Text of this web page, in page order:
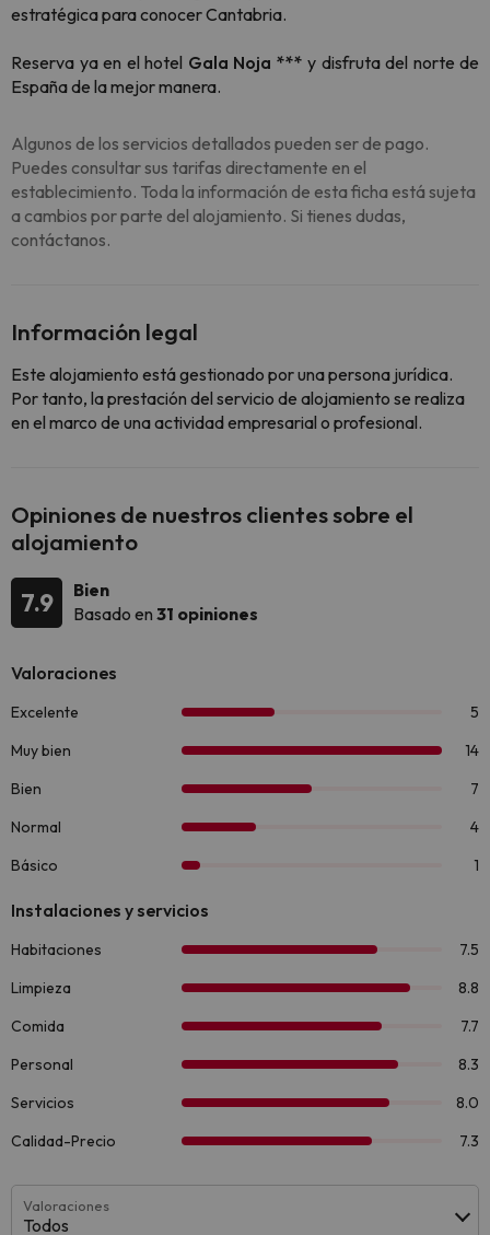
estratégica para conocer Cantabria.
Reserva ya en el hotel Gala Noja *** y disfruta del norte de
España de la mejor manera.
Algunos de los servicios detallados pueden ser de pago.
Puedes consultar sus tarifas directamente en el
establecimiento. Toda la información de esta ficha está sujeta
a cambios por parte del alojamiento. Si tienes dudas,
contáctanos.
Información legal
Este alojamiento está gestionado por una persona jurídica.
Por tanto, la prestación del servicio de alojamiento se realiza
en el marco de una actividad empresarial o profesional.
Opiniones de nuestros clientes sobre el
alojamiento
7.9
Bien
Basado en 31 opiniones
Valoraciones
Todos